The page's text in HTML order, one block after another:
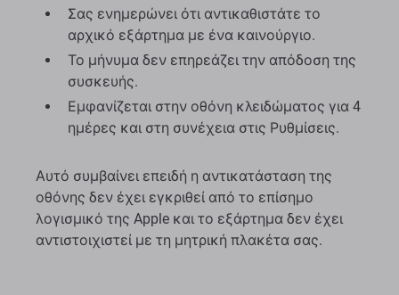
Σας ενημερώνει ότι αντικαθιστάτε το
αρχικό εξάρτημα με ένα καινούργιο.
Το μήνυμα δεν επηρεάζει την απόδοση της
συσκευής.
Εμφανίζεται στην οθόνη κλειδώματος για 4
ημέρες και στη συνέχεια στις Ρυθμίσεις.
Αυτό συμβαίνει επειδή η αντικατάσταση της
οθόνης δεν έχει εγκριθεί από το επίσημο
λογισμικό της Apple και το εξάρτημα δεν έχει
αντιστοιχιστεί με τη μητρική πλακέτα σας.